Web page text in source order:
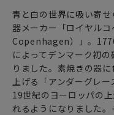
青と白の世界に吸い寄
器メーカー「ロイヤル
Copenhagen）」。
によってデンマーク初
りました。素焼きの器
上げる「アンダーグレ
19世紀のヨーロッパの
れるようになりました